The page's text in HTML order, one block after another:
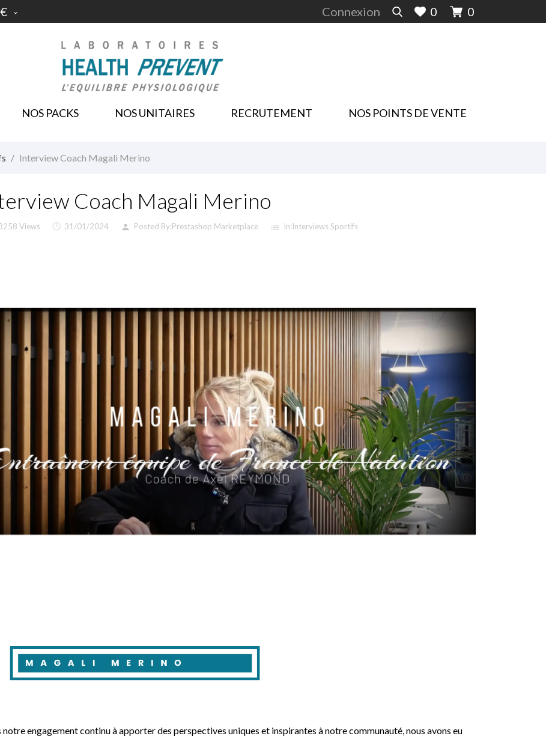
 Connexion 0 0
NOS PACKS NOS UNITAIRES RECRUTEMENT NOS POINTS DE VENTE
Interview Coach Magali Merino
Coach Magali Merino
Views 31/01/2024 person Posted By:Prestashop Marketplace list In:Interviews Sportifs
notre engagement continu à apporter des perspectives uniques et inspirantes à notre communauté, nous avons eu